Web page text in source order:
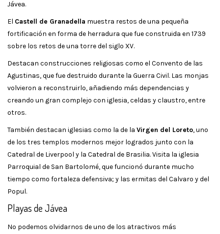
Jávea.
El Castell de Granadella muestra restos de una pequeña
fortificación en forma de herradura que fue construida en 1739
sobre los retos de una torre del siglo XV.
Destacan construcciones religiosas como el Convento de las
Agustinas, que fue destruido durante la Guerra Civil. Las monjas
volvieron a reconstruirlo, añadiendo más dependencias y
creando un gran complejo con iglesia, celdas y claustro, entre
otros.
También destacan iglesias como la de la Virgen del Loreto, uno
de los tres templos modernos mejor logrados junto con la
Catedral de Liverpool y la Catedral de Brasilia. Visita la iglesia
Parroquial de San Bartolomé, que funcionó durante mucho
tiempo como fortaleza defensiva; y las ermitas del Calvaro y del
Popul.
Playas de Jávea
No podemos olvidarnos de uno de los atractivos más